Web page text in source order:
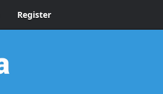
Register